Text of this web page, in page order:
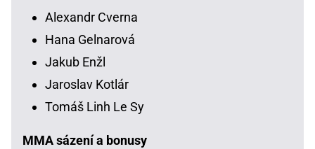
Alexandr Cverna
Hana Gelnarová
Jakub Enžl
Jaroslav Kotlár
Tomáš Linh Le Sy
MMA sázení a bonusy